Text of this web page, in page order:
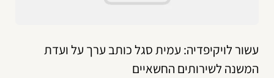
עשור לויקיפדיה: עמית סגל כותב ערך על ועדת
המשנה לשירותים החשאיים